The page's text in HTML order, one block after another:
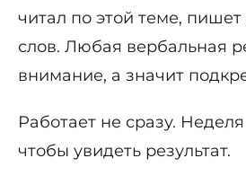
читал по этой теме,
слов. Любая вербальная
внимание, а значит
Работает не сразу.
чтобы увидеть результат.